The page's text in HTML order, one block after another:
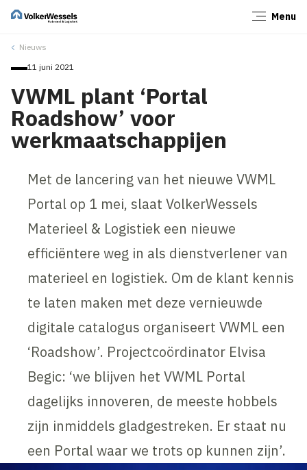
Menu
Nieuws
11 juni 2021
VWML plant ‘Portal
Roadshow’ voor
werkmaatschappijen
Met de lancering van het nieuwe VWML
Portal op 1 mei, slaat VolkerWessels
Materieel & Logistiek een nieuwe
efficiëntere weg in als dienstverlener van
materieel en logistiek. Om de klant kennis
te laten maken met deze vernieuwde
digitale catalogus organiseert VWML een
‘Roadshow’. Projectcoördinator Elvisa
Begic: ‘we blijven het VWML Portal
dagelijks innoveren, de meeste hobbels
zijn inmiddels gladgestreken. Er staat nu
een Portal waar we trots op kunnen zijn’.
Sluiten